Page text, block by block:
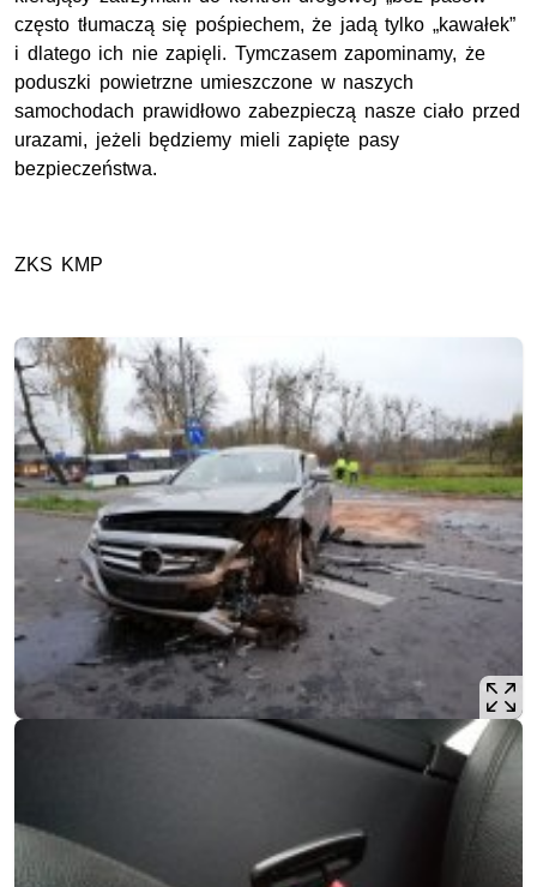
często tłumaczą się pośpiechem, że jadą tylko „kawałek”
i dlatego ich nie zapięli. Tymczasem zapominamy, że
poduszki powietrzne umieszczone w naszych
samochodach prawidłowo zabezpieczą nasze ciało przed
urazami, jeżeli będziemy mieli zapięte pasy
bezpieczeństwa.
ZKS KMP